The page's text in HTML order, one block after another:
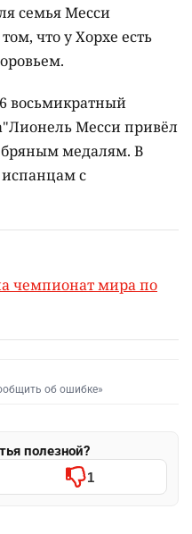
семья Месси
что у Хорхе есть
восьмикратный
Месси привёл
медалям. В
с
чемпионат мира по
об ошибке»
полезной?
1